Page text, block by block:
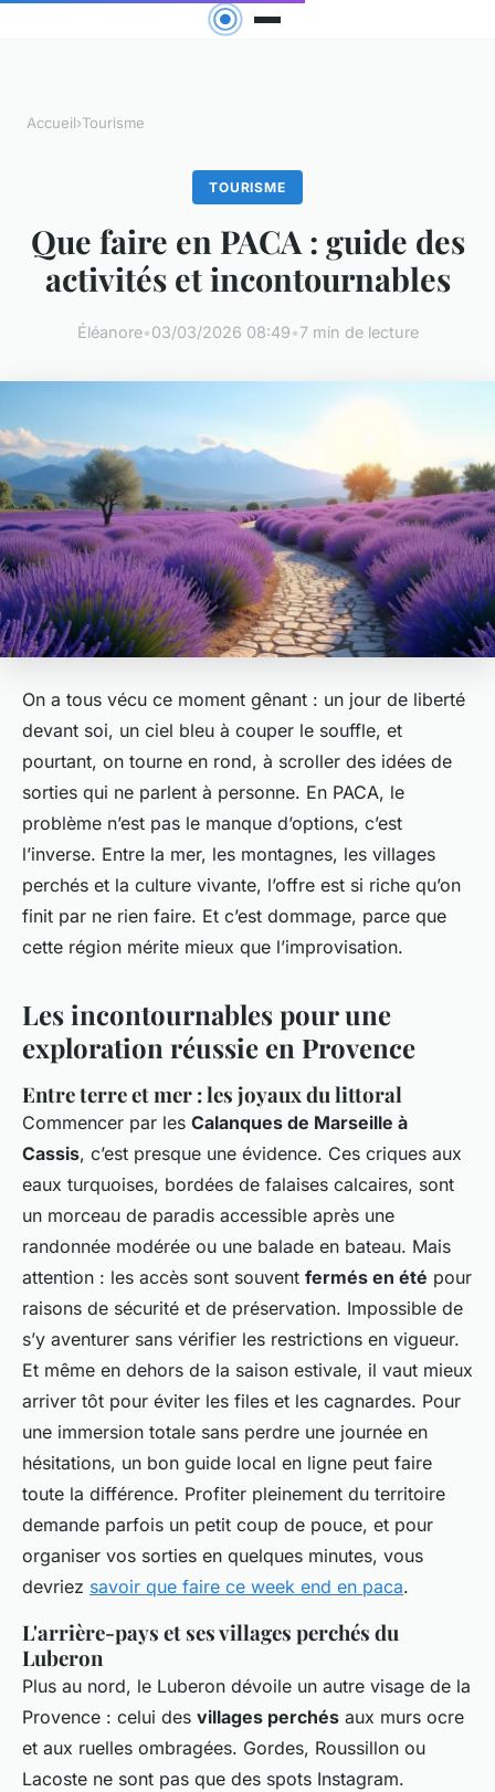
Accueil›Tourisme
TOURISME
Que faire en PACA : guide des
activités et incontournables
Éléanore•03/03/2026 08:49•7 min de lecture
On a tous vécu ce moment gênant : un jour de liberté
devant soi, un ciel bleu à couper le souffle, et
pourtant, on tourne en rond, à scroller des idées de
sorties qui ne parlent à personne. En PACA, le
problème n’est pas le manque d’options, c’est
l’inverse. Entre la mer, les montagnes, les villages
perchés et la culture vivante, l’offre est si riche qu’on
finit par ne rien faire. Et c’est dommage, parce que
cette région mérite mieux que l’improvisation.
Les incontournables pour une
exploration réussie en Provence
Entre terre et mer : les joyaux du littoral
Commencer par les Calanques de Marseille à
Cassis, c’est presque une évidence. Ces criques aux
eaux turquoises, bordées de falaises calcaires, sont
un morceau de paradis accessible après une
randonnée modérée ou une balade en bateau. Mais
attention : les accès sont souvent fermés en été pour
raisons de sécurité et de préservation. Impossible de
s’y aventurer sans vérifier les restrictions en vigueur.
Et même en dehors de la saison estivale, il vaut mieux
arriver tôt pour éviter les files et les cagnardes. Pour
une immersion totale sans perdre une journée en
hésitations, un bon guide local en ligne peut faire
toute la différence. Profiter pleinement du territoire
demande parfois un petit coup de pouce, et pour
organiser vos sorties en quelques minutes, vous
devriez savoir que faire ce week end en paca.
L'arrière-pays et ses villages perchés du
Luberon
Plus au nord, le Luberon dévoile un autre visage de la
Provence : celui des villages perchés aux murs ocre
et aux ruelles ombragées. Gordes, Roussillon ou
Lacoste ne sont pas que des spots Instagram.